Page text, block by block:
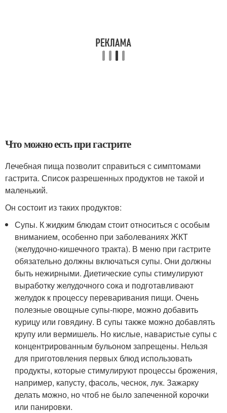
Что можно есть при гастрите
Лечебная пища позволит справиться с симптомами
гастрита. Список разрешенных продуктов не такой и
маленький.
Он состоит из таких продуктов:
Супы. К жидким блюдам стоит относиться с особым
вниманием, особенно при заболеваниях ЖКТ
(желудочно-кишечного тракта). В меню при гастрите
обязательно должны включаться супы. Они должны
быть нежирными. Диетические супы стимулируют
выработку желудочного сока и подготавливают
желудок к процессу переваривания пищи. Очень
полезные овощные супы-пюре, можно добавить
курицу или говядину. В супы также можно добавлять
крупу или вермишель. Но кислые, наваристые супы с
концентрированным бульоном запрещены. Нельзя
для приготовления первых блюд использовать
продукты, которые стимулируют процессы брожения,
например, капусту, фасоль, чеснок, лук. Зажарку
делать можно, но чтоб не было запеченной корочки
или панировки.